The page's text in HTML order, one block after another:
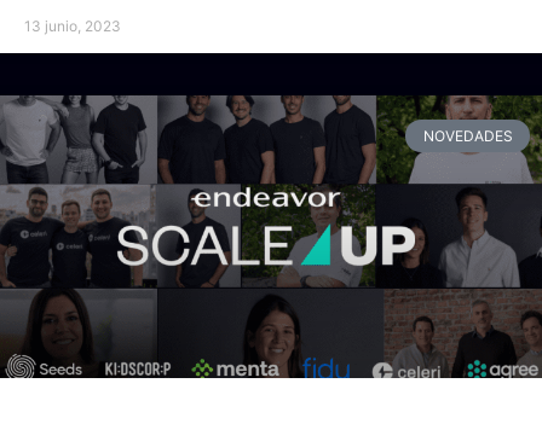
13 junio, 2023
NOVEDADES